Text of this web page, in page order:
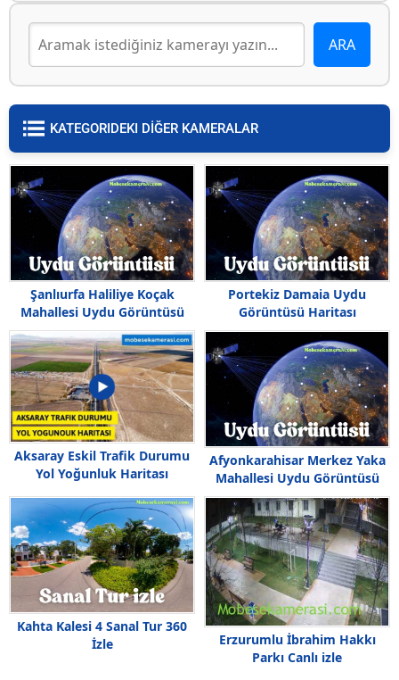
KATEGORIDEKI DİĞER KAMERALAR
Şanlıurfa Haliliye Koçak
Mahallesi Uydu Görüntüsü
Haritası
Portekiz Damaia Uydu
Görüntüsü Haritası
Aksaray Eskil Trafik Durumu
Yol Yoğunluk Haritası
Afyonkarahisar Merkez Yaka
Mahallesi Uydu Görüntüsü
Kahta Kalesi 4 Sanal Tur 360
İzle
Erzurumlu İbrahim Hakkı
Parkı Canlı izle